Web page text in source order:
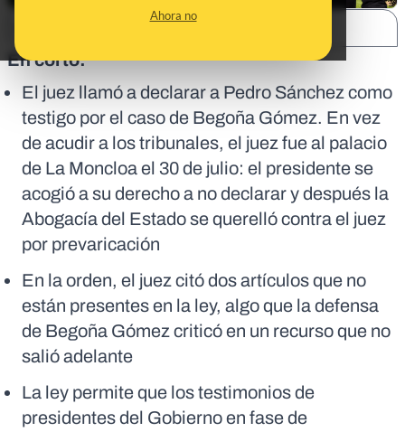
Ahora no
En corto:
El juez llamó a declarar a Pedro Sánchez como
testigo por el caso de Begoña Gómez. En vez
de acudir a los tribunales, el juez fue al palacio
de La Moncloa el 30 de julio: el presidente se
acogió a su derecho a no declarar y después la
Abogacía del Estado se querelló contra el juez
por prevaricación
En la orden, el juez citó dos artículos que no
están presentes en la ley, algo que la defensa
de Begoña Gómez criticó en un recurso que no
salió adelante
La ley permite que los testimonios de
presidentes del Gobierno en fase de